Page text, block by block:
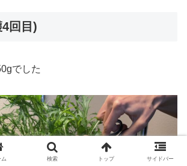
回目)
でした
ム 検索 トップ サイドバー